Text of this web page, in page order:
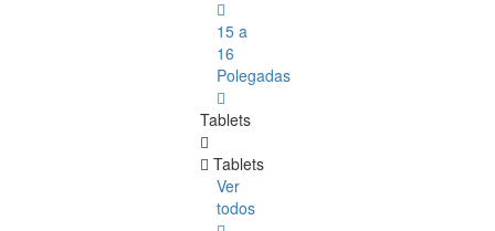
15 a
16
Polegadas
Tablets
Tablets
Ver
todos